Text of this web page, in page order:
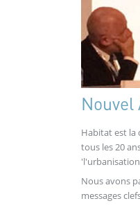
Nouvel
Habitat est la
tous les 20
Nous avons
messages